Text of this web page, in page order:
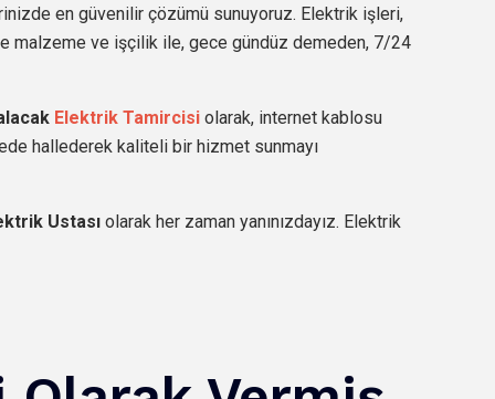
en güvenilir çözümü sunuyoruz. Elektrik işleri,
malzeme ve işçilik ile, gece gündüz demeden, 7/24
Elektrik Tamircisi olarak, internet kablosu
hallederek kaliteli bir hizmet sunmayı
Ustası olarak her zaman yanınızdayız. Elektrik